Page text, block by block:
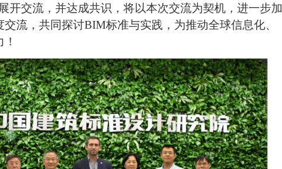
开交流，并达成共识，将以本次交流为契机，进一步加
交流，共同探讨BIM标准与实践，为推动全球信息化、